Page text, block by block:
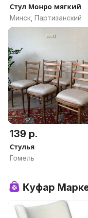
Стул Монро мягкий
Минск, Партизанский
139 р.
Стулья
Гомель
Куфар